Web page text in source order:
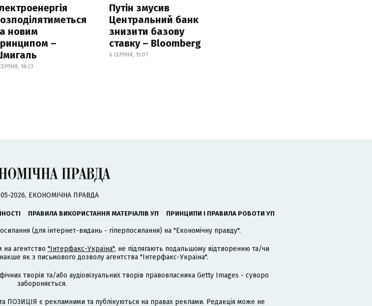
новим
–
18:23
Путін змусив
Центральний банк
знизити базову
ставку – Bloomberg
6 СЕРПНЯ, 15:07
2026, ЕКОНОМІЧНА ПРАВДА
ПРАВИЛА ВИКОРИСТАННЯ МАТЕРІАЛІВ УП ПРИНЦИПИ І ПРАВИЛА РОБОТИ УП
(для інтернет-видань - гіперпосилання) на "Економічну правду".
на агентство "Інтерфакс-Україна", не підлягають подальшому відтворенню та/чи
як з письмового дозволу агентства "Інтерфакс-Україна".
творів та/або аудіовізуальних творів правовласника Getty Images - суворо
забороняється.
є рекламними та публікуються на правах реклами. Редакція може не